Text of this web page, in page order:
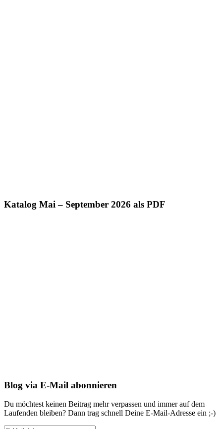
Katalog Mai – September 2026 als PDF
Blog via E-Mail abonnieren
Du möchtest keinen Beitrag mehr verpassen und immer auf dem
Laufenden bleiben? Dann trag schnell Deine E-Mail-Adresse ein ;-)